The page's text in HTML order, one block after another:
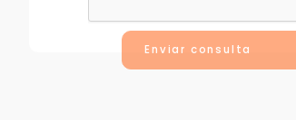
Enviar consulta